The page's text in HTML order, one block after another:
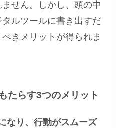
せん。しかし、頭の中
ルツールに書き出すだ
きメリットが得られま
たらす3つのメリット
なり、行動がスムーズ